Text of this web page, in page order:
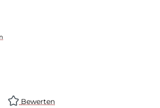
Bewerten